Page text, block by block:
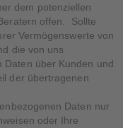
dem potenziellen
offen. Sollte
Vermögenswerte von
die von uns
Daten über Kunden und
der übertragenen
Daten nur
oder Ihre